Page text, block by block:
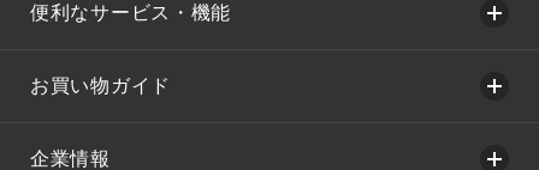
便利なサービス・機能
お買い物ガイド
企業情報